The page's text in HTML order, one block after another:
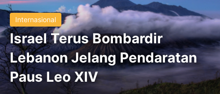
Internasional
Israel Terus Bombardir
Lebanon Jelang Pendaratan
Paus Leo XIV